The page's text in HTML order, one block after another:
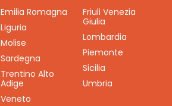
Emilia Romagna
Friuli Venezia
Giulia
Liguria
Lombardia
Molise
Piemonte
Sardegna
Sicilia
Trentino Alto
Adige
Umbria
Veneto